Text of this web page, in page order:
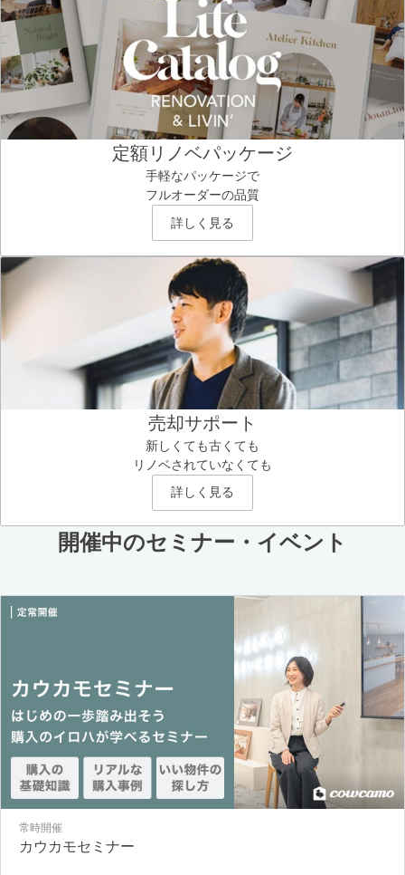
定額リノベパッケージ
手軽なパッケージで
フルオーダーの品質
詳しく見る
売却サポート
新しくても古くても
リノベされていなくても
詳しく見る
開催中のセミナー・イベント
常時開催
カウカモセミナー